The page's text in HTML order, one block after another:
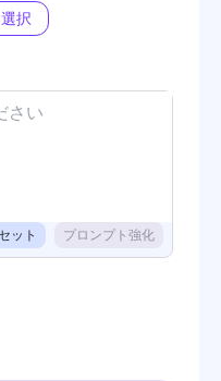
択
ット プロンプト強化